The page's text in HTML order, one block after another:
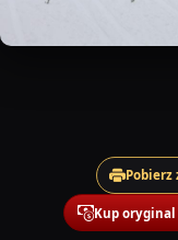
Kup oryginal